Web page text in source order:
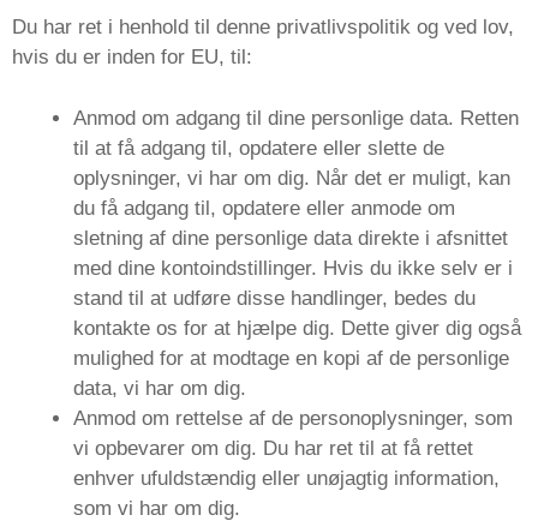
Du har ret i henhold til denne privatlivspolitik og ved lov,
hvis du er inden for EU, til:
Anmod om adgang til dine personlige data. Retten
til at få adgang til, opdatere eller slette de
oplysninger, vi har om dig. Når det er muligt, kan
du få adgang til, opdatere eller anmode om
sletning af dine personlige data direkte i afsnittet
med dine kontoindstillinger. Hvis du ikke selv er i
stand til at udføre disse handlinger, bedes du
kontakte os for at hjælpe dig. Dette giver dig også
mulighed for at modtage en kopi af de personlige
data, vi har om dig.
Anmod om rettelse af de personoplysninger, som
vi opbevarer om dig. Du har ret til at få rettet
enhver ufuldstændig eller unøjagtig information,
som vi har om dig.